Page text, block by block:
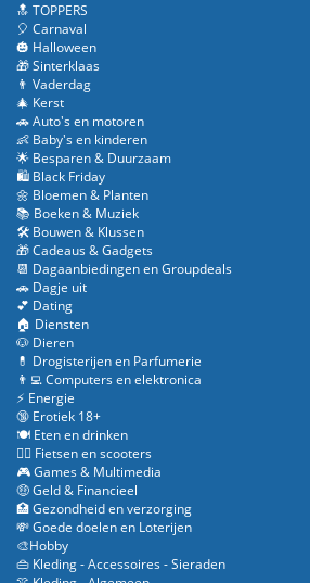
🔝 TOPPERS
🎈 Carnaval
🎃 Halloween
🎁 Sinterklaas
👨 Vaderdag
🎄 Kerst
🚗 Auto's en motoren
👶 Baby's en kinderen
🌟 Besparen & Duurzaam
🛍️ Black Friday
🌼 Bloemen & Planten
📚 Boeken & Muziek
🛠️ Bouwen & Klussen
🎁 Cadeaus & Gadgets
📆 Dagaanbiedingen en Groupdeals
🚗 Dagje uit
💕 Dating
🏠 Diensten
🐶 Dieren
💊 Drogisterijen en Parfumerie
👨‍💻 Computers en elektronica
⚡ Energie
🔞 Erotiek 18+
🍽️ Eten en drinken
🚴‍♂️ Fietsen en scooters
🎮 Games & Multimedia
🤑 Geld & Financieel
🏥 Gezondheid en verzorging
💸 Goede doelen en Loterijen
🎨Hobby
👜 Kleding - Accessoires - Sieraden